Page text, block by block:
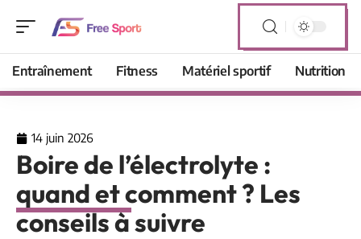
Entraînement Fitness Matériel sportif Nutrition
14 juin 2026
Boire de l’électrolyte :
quand et comment ? Les
conseils à suivre